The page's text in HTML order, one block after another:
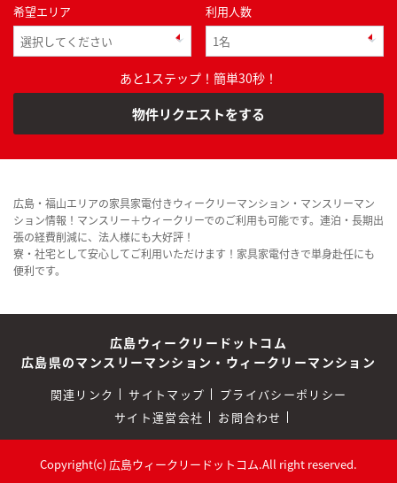
希望エリア
利用人数
あと1ステップ！簡単30秒！
物件リクエストをする
広島・福山エリアの家具家電付きウィークリーマンション・マンスリーマン
ション情報！マンスリー＋ウィークリーでのご利用も可能です。連泊・長期出
張の経費削減に、法人様にも大好評！
寮・社宅として安心してご利用いただけます！家具家電付きで単身赴任にも
便利です。
広島ウィークリードットコム
広島県のマンスリーマンション・ウィークリーマンション
関連リンク サイトマップ
プライバシーポリシー
サイト運営会社
お問合わせ
Copyright(c) 広島ウィークリードットコム.All right reserved.